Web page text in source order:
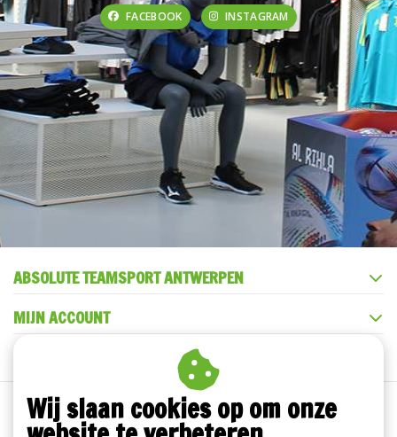
FACEBOOK INSTAGRAM
ABSOLUTE TEAMSPORT ANTWERPEN
MIJN ACCOUNT
Wij slaan cookies op om onze